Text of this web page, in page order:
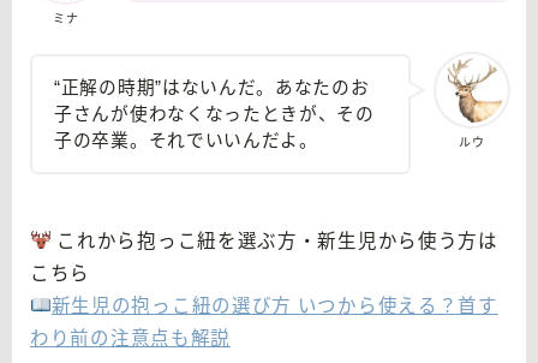
ミナ
ルウ
“正解の時期”はないんだ。あなたのお
子さんが使わなくなったときが、その
子の卒業。それでいいんだよ。
これから抱っこ紐を選ぶ方・新生児から使う方は
こちら
新生児の抱っこ紐の選び方 いつから使える？首す
わり前の注意点も解説